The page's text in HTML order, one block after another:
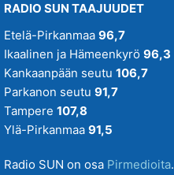
RADIO SUN TAAJUUDET
Etelä-Pirkanmaa 96,7
Ikaalinen ja Hämeenkyrö 96,3
Kankaanpään seutu 106,7
Parkanon seutu 91,7
Tampere 107,8
Ylä-Pirkanmaa 91,5
Radio SUN on osa Pirmedioita.